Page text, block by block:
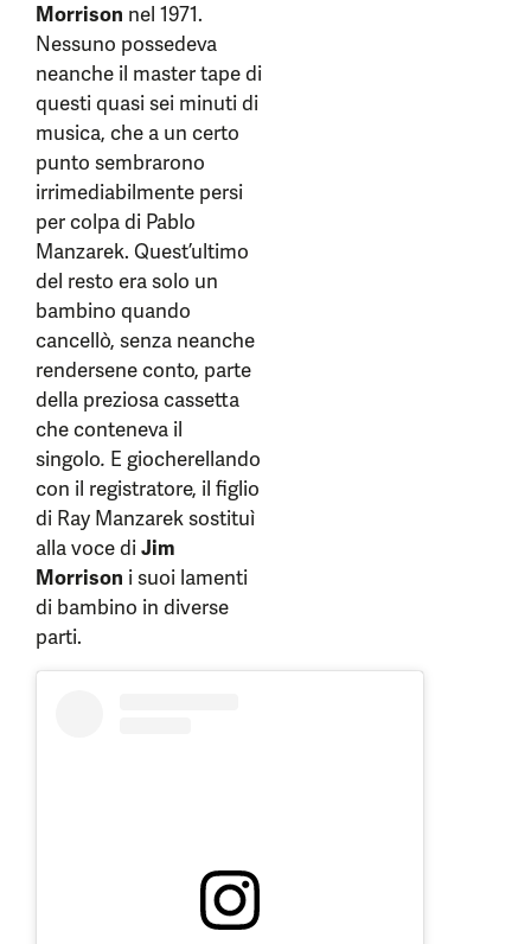
Morrison nel 1971.
Nessuno possedeva
neanche il master tape di
questi quasi sei minuti di
musica, che a un certo
punto sembrarono
irrimediabilmente persi
per colpa di Pablo
Manzarek. Quest’ultimo
del resto era solo un
bambino quando
cancellò, senza neanche
rendersene conto, parte
della preziosa cassetta
che conteneva il
singolo. E giocherellando
con il registratore, il figlio
di Ray Manzarek sostituì
alla voce diJim
Morrison i suoi lamenti
di bambino in diverse
parti.